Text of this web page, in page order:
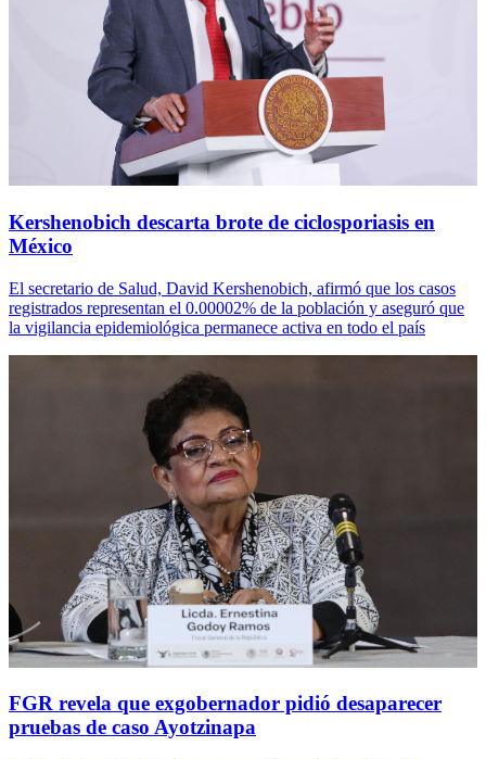
Kershenobich descarta brote de ciclosporiasis en
México
El secretario de Salud, David Kershenobich, afirmó que los casos
registrados representan el 0.00002% de la población y aseguró que
la vigilancia epidemiológica permanece activa en todo el país
FGR revela que exgobernador pidió desaparecer
pruebas de caso Ayotzinapa